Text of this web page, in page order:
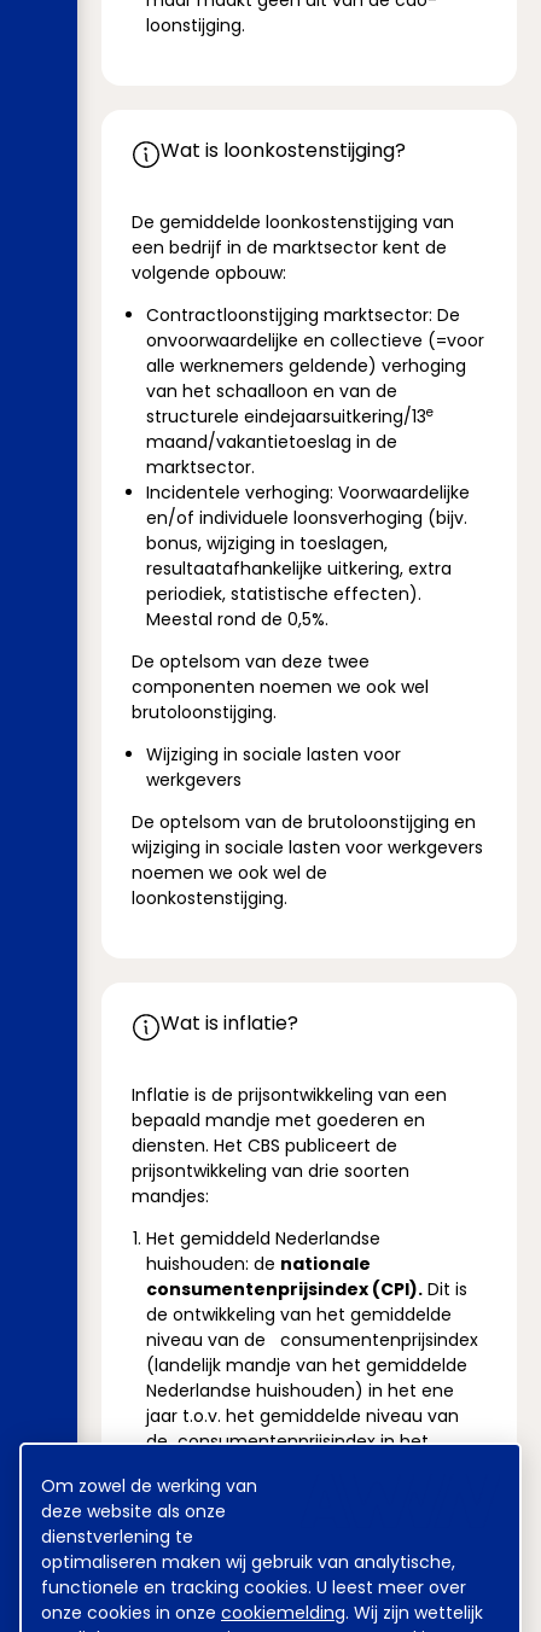
Cookie
melding
Om zowel de werking van
deze website als onze
dienstverlening te
optimaliseren maken wij gebruik van analytische,
functionele en tracking cookies. U leest meer over
onze cookies in onze cookiemelding. Wij zijn wettelijk
loonstijging.
Wat is loonkostenstijging?
De gemiddelde loonkostenstijging van
een bedrijf in de marktsector kent de
volgende opbouw:
Contractloonstijging marktsector: De
onvoorwaardelijke en collectieve (=voor
alle werknemers geldende) verhoging
van het schaalloon en van de
structurele eindejaarsuitkering/13e
maand/vakantietoeslag in de
marktsector.
Incidentele verhoging: Voorwaardelijke
en/of individuele loonsverhoging (bijv.
bonus, wijziging in toeslagen,
resultaatafhankelijke uitkering, extra
periodiek, statistische effecten).
Meestal rond de 0,5%.
De optelsom van deze twee
componenten noemen we ook wel
brutoloonstijging.
Wijziging in sociale lasten voor
werkgevers
De optelsom van de brutoloonstijging en
wijziging in sociale lasten voor werkgevers
noemen we ook wel de
loonkostenstijging.
Wat is inflatie?
Inflatie is de prijsontwikkeling van een
bepaald mandje met goederen en
diensten. Het CBS publiceert de
prijsontwikkeling van drie soorten
mandjes:
Het gemiddeld Nederlandse
huishouden: de nationale
consumentenprijsindex (CPI). Dit is
de ontwikkeling van het gemiddelde
niveau van de consumentenprijsindex
(landelijk mandje van het gemiddelde
Nederlandse huishouden) in het ene
jaar t.o.v. het gemiddelde niveau van
de consumentenprijsindex in het
Idem als 1, maar dan zonder fiscale
overheidsmaatregelen:
De afgeleide nationale
consumentenprijsindex is de nationale
consumentenprijsindexgeschoond voor
de invloed van kostprijsverhogende en